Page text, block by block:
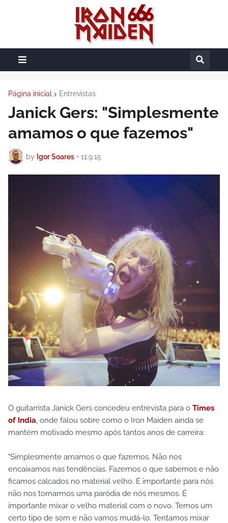
Página inicial Entrevistas
Janick Gers: "Simplesmente
amamos o que fazemos"
by Igor Soares • 11.9.15
O guitarrista Janick Gers concedeu entrevista para o Times
of India, onde falou sobre como o Iron Maiden ainda se
mantém motivado mesmo após tantos anos de carreira:
"Simplesmente amamos o que fazemos. Não nos
encaixamos nas tendências. Fazemos o que sabemos e não
ficamos calcados no material velho. É importante para nós
não nos tornarmos uma paródia de nós mesmos. É
importante mixar o velho material com o novo. Temos um
certo tipo de som e não vamos mudá-lo. Tentamos mixar